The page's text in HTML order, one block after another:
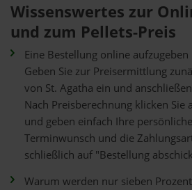
Wissenswertes zur
und zum Pellets-Preis
Eine Bestellung online
Geben Sie zur Preisermittlung
von St. Agatha ein und
Nach Preisberechnung klicken Sie
und geben einfach Ihre
Terminwunsch und die
schließlich auf "Bestellung
Warum werden nur sieben